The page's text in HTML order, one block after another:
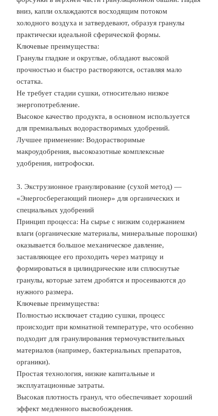
вниз, капли охлаждаются восходящим потоком
холодного воздуха и затвердевают, образуя гранулы
практически идеальной сферической формы.
Ключевые преимущества:
Гранулы гладкие и округлые, обладают высокой
прочностью и быстро растворяются, оставляя мало
остатка.
Не требует стадии сушки, относительно низкое
энергопотребление.
Высокое качество продукта, в основном используется
для премиальных водорастворимых удобрений.
Лучшее применение: Водорастворимые
макроудобрения, высокоазотные комплексные
удобрения, нитрофоски.
3. Экструзионное гранулирование (сухой метод) —
«Энергосберегающий пионер» для органических и
специальных удобрений
Принцип процесса: На сырье с низким содержанием
влаги (органические материалы, минеральные порошки)
оказывается большое механическое давление,
заставляющее его проходить через матрицу и
формироваться в цилиндрические или сплюснутые
гранулы, которые затем дробятся и просеиваются до
нужного размера.
Ключевые преимущества:
Полностью исключает стадию сушки, процесс
происходит при комнатной температуре, что особенно
подходит для гранулирования термочувствительных
материалов (например, бактериальных препаратов,
органики).
Простая технология, низкие капитальные и
эксплуатационные затраты.
Высокая плотность гранул, что обеспечивает хороший
эффект медленного высвобождения.